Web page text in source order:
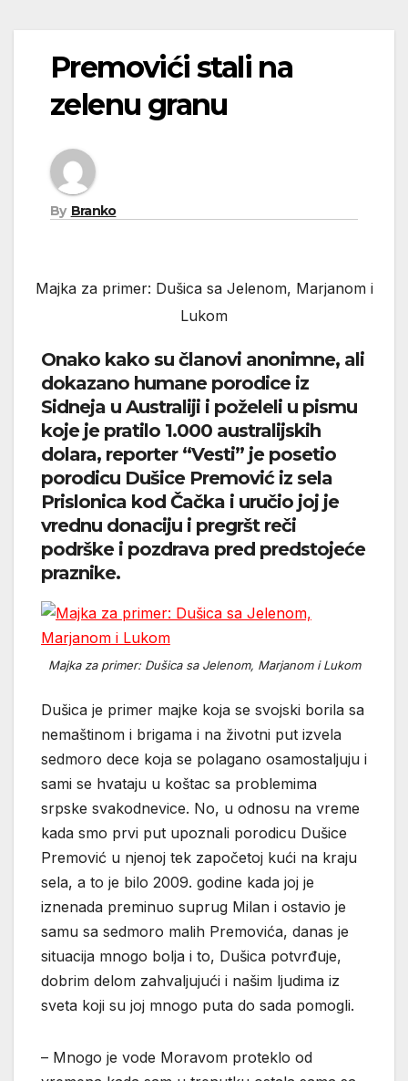
Premovići stali na
zelenu granu
By Branko
Majka za primer: Dušica sa Jelenom, Marjanom i
Lukom
Onako kako su članovi anonimne, ali
dokazano humane porodice iz
Sidneja u Australiji i poželeli u pismu
koje je pratilo 1.000 australijskih
dolara, reporter “Vesti” je posetio
porodicu Dušice Premović iz sela
Prislonica kod Čačka i uručio joj je
vrednu donaciju i pregršt reči
podrške i pozdrava pred predstojeće
praznike.
Majka za primer: Dušica sa Jelenom, Marjanom i Lukom
Dušica je primer majke koja se svojski borila sa
nemaštinom i brigama i na životni put izvela
sedmoro dece koja se polagano osamostaljuju i
sami se hvataju u koštac sa problemima
srpske svakodnevice. No, u odnosu na vreme
kada smo prvi put upoznali porodicu Dušice
Premović u njenoj tek započetoj kući na kraju
sela, a to je bilo 2009. godine kada joj je
iznenada preminuo suprug Milan i ostavio je
samu sa sedmoro malih Premovića, danas je
situacija mnogo bolja i to, Dušica potvrđuje,
dobrim delom zahvaljujući i našim ljudima iz
sveta koji su joj mnogo puta do sada pomogli.
– Mnogo je vode Moravom proteklo od